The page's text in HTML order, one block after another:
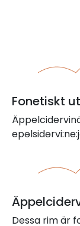
Fonetiskt
Dessa rim är